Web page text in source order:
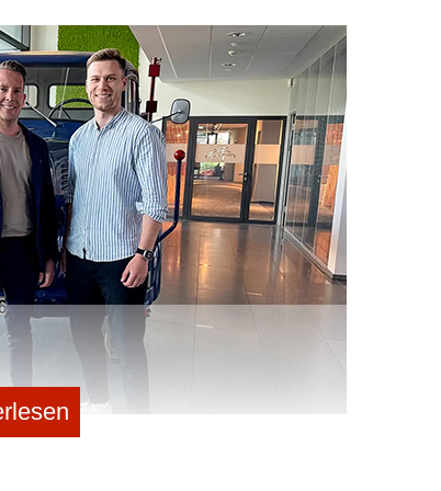
sowie § 62a StBerG
Da diese Vorgaben für die gesamte
seine Server und KI-Modelle nach
ins Ausland physisch wie rechtlich
der Qualität bislang oft nicht mithalten.
und behauptet, bei Steuerrechtsfragen bereits
agieren. Das frische Kapital soll nun in den
sondern als in den Workflow
gehören:
tagesaktuellen Gesetzen, BMF-Schreiben
Primärquellen belegt werden, die vor der